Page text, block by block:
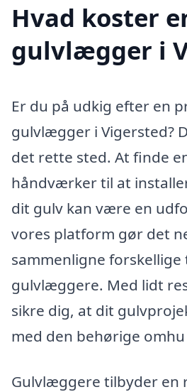
Hvad koster
gulvlægger i
Er du på udkig efter en
gulvlægger i Vigersted?
det rette sted. At finde
håndværker til at
dit gulv kan være en
vores platform gør det
sammenligne
gulvlæggere. Med lidt
sikre dig, at dit
med den behørige
Gulvlæggere tilbyder en